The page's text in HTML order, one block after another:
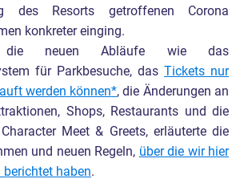
des Resorts getroffenen Corona
konkreter einging.
die neuen Abläufe wie das
für Parkbesuche, das Tickets nur
werden können , die Änderungen an
Shops, Restaurants und die
Meet & Greets, erläuterte die
und neuen Regeln, über die wir hier
berichtet haben.